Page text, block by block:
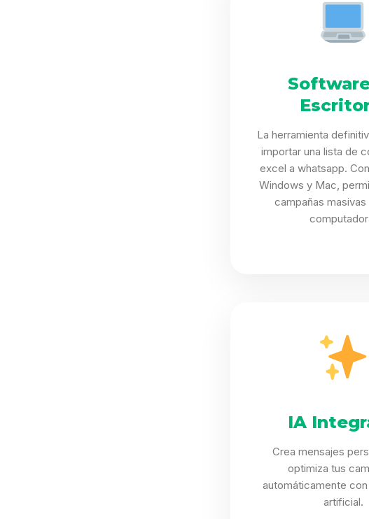
La herramienta
importar una lista de
excel a whatsapp.
Windows y Mac,
campañas
IA
Crea mensajes
optimiza tus
automáticamente
artificial.